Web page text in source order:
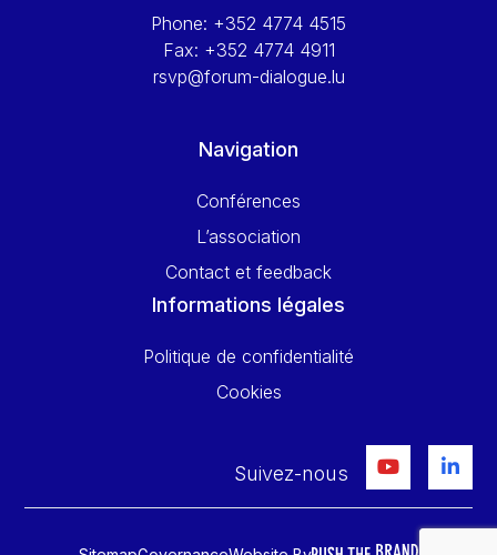
Phone: +352 4774 4515
Fax: +352 4774 4911
rsvp@forum-dialogue.lu
Navigation
Conférences
L’association
Contact et feedback
Informations légales
Politique de confidentialité
Cookies
Suivez-nous